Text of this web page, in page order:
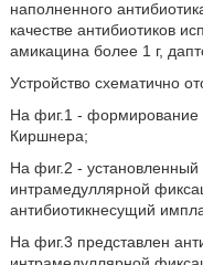
наполненного
качестве антибиотиков
амикацина более 1 г,
Устройство схематично
На фиг.1 - формирование
Киршнера;
На фиг.2 -
интрамедуллярной
антибиотикнесущий
На фиг.3 представлен